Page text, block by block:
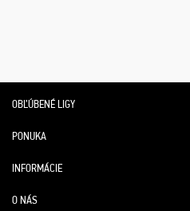
OBĽÚBENÉ LIGY
PONUKA
INFORMÁCIE
O NÁS